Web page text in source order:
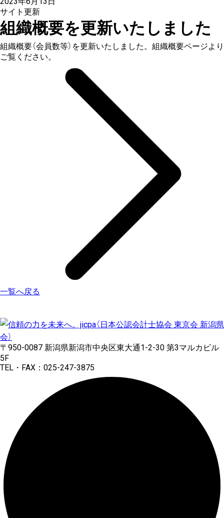
サイト更新
組織概要を更新いたしました
組織概要（会員数等）を更新いたしました。組織概要ページより
ご覧ください。
一覧へ戻る
〒950-0087 新潟県新潟市中央区東大通1-2-30 第3マルカビル
5F
TEL・FAX：025-247-3875